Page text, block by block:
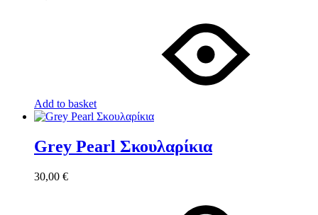
Add to basket
Grey Pearl Σκουλαρίκια
30,00 €